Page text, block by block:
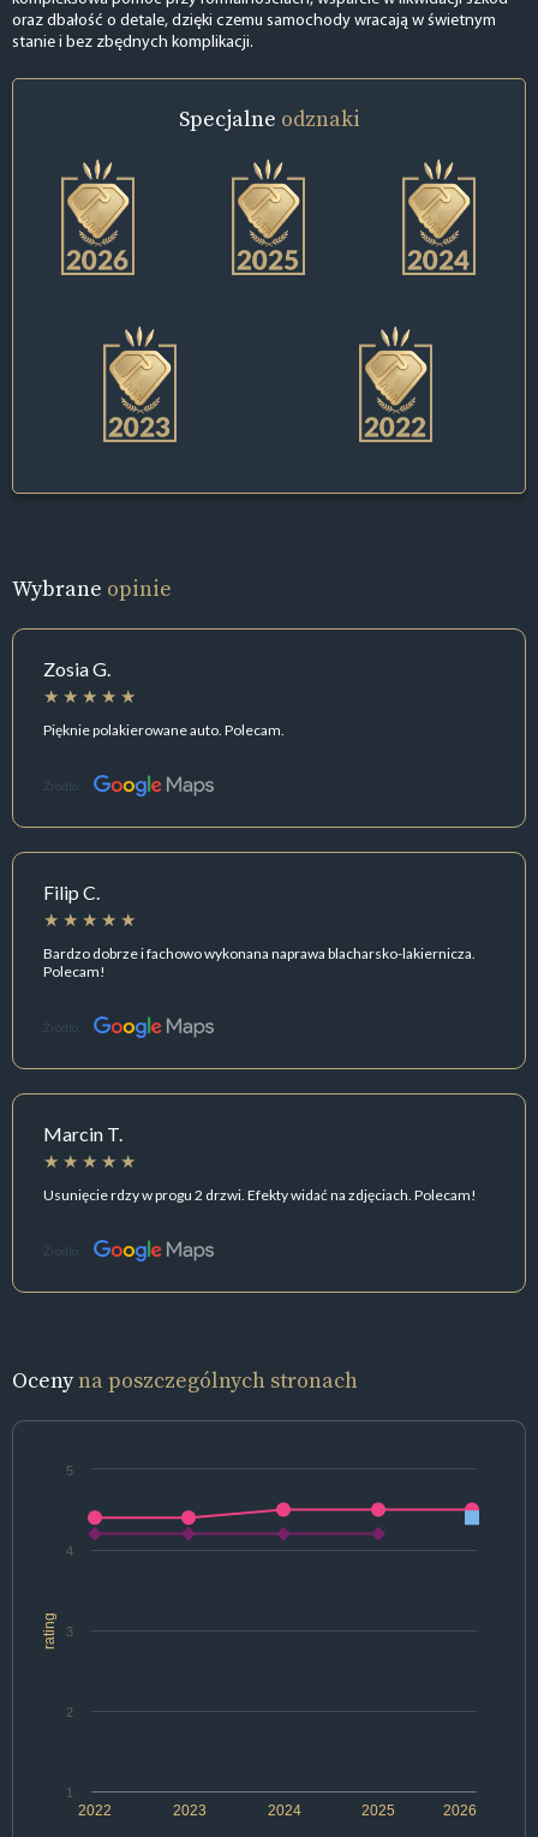
oraz dbałość o detale, dzięki czemu samochody wracają w świetnym
stanie i bez zbędnych komplikacji.
Specjalne odznaki
Wybrane opinie
Zosia G.
Pięknie polakierowane auto. Polecam.
Źródło:
Filip C.
Bardzo dobrze i fachowo wykonana naprawa blacharsko-lakiernicza.
Polecam!
Źródło:
Marcin T.
Usunięcie rdzy w progu 2 drzwi. Efekty widać na zdjęciach. Polecam!
Źródło:
Ocenyna poszczególnych stronach
rating
2022 2024 2026
2023 2025
1
2
3
4
5